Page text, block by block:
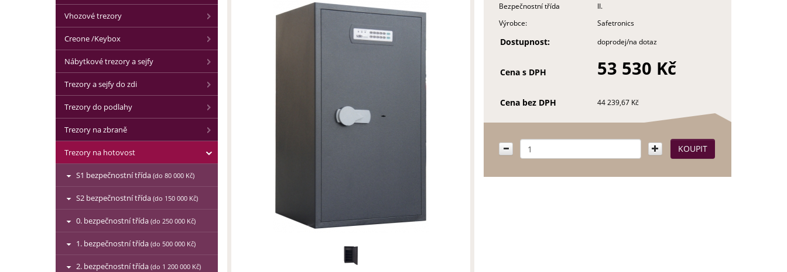
Bezpečnostní třída
II.
Výrobce:
Safetronics
Dostupnost: doprodej/na dotaz
Cena s DPH 53 530 Kč
Cena bez DPH 44 239,67 Kč
Vhozové trezory
Creone /Keybox
Nábytkové trezory a sejfy
Trezory a sejfy do zdi
Trezory do podlahy
Trezory na zbraně
Trezory na hotovost
S1 bezpečnostní třída (do 80 000 Kč)
S2 bezpečnostní třída (do 150 000 Kč)
0. bezpečnostní třída (do 250 000 Kč)
1. bezpečnostní třída (do 500 000 Kč)
2. bezpečnostní třída (do 1 200 000 Kč)